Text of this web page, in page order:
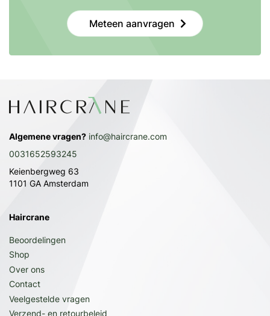
Meteen aanvragen
Algemene vragen? info@haircrane.com
0031652593245
Keienbergweg 63
1101 GA Amsterdam
Haircrane
Beoordelingen
Shop
Over ons
Contact
Veelgestelde vragen
Verzend- en retourbeleid